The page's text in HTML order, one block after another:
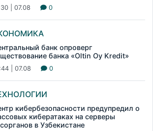
| 07.08 0
банк опроверг
банка «Oltin Oy Kredit»
| 07.08 0
кибербезопасности предупредил о
кибератаках на серверы
в Узбекистане